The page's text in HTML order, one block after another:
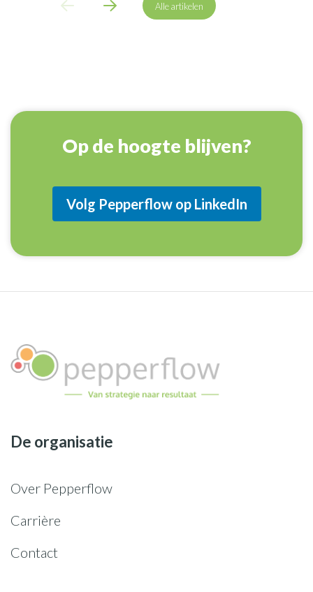
Alle artikelen
Op de hoogte blijven?
Volg Pepperflow op LinkedIn
De organisatie
Over Pepperflow
Carrière
Contact